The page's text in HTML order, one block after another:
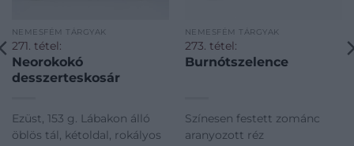
NEMESFÉM TÁRGYAK
271. tétel:
Neorokokó
desszerteskosár
Ezüst, 153 g. Lábakon álló
öblös tál, kétoldal, rokályos
NEMESFÉM TÁRGYAK
273. tétel:
Burnótszelence
Színesen festett zománc
aranyozott réz